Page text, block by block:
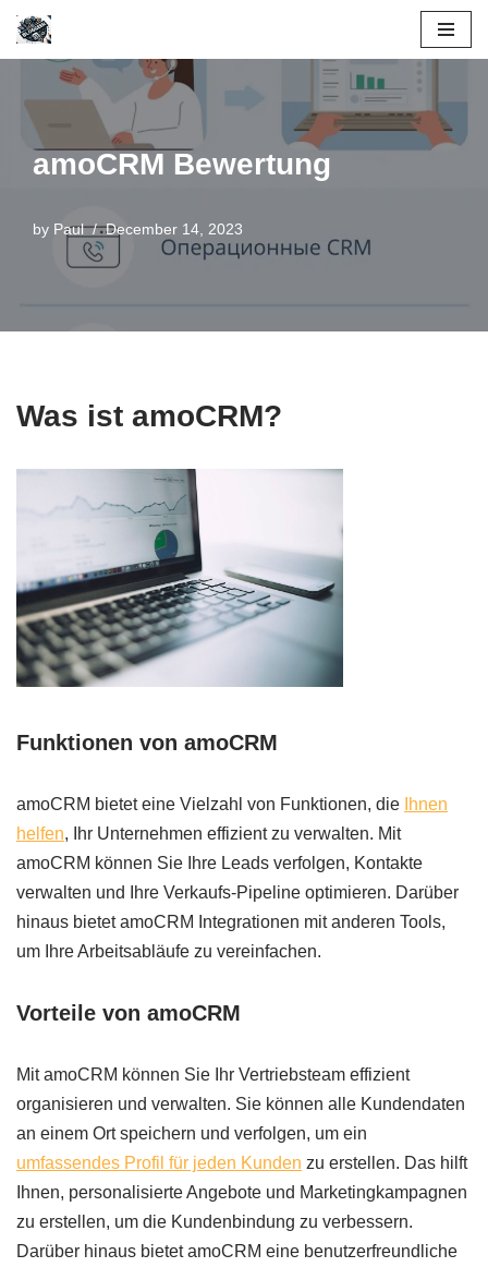
Skip
content
amoCRM Bewertung
by Paul December 14, 2023
Was ist amoCRM?
Funktionen von amoCRM
amoCRM bietet eine Vielzahl von Funktionen, die Ihnen
helfen, Ihr Unternehmen effizient zu verwalten. Mit
amoCRM können Sie Ihre Leads verfolgen, Kontakte
verwalten und Ihre Verkaufs-Pipeline optimieren. Darüber
hinaus bietet amoCRM Integrationen mit anderen Tools,
um Ihre Arbeitsabläufe zu vereinfachen.
Vorteile von amoCRM
Mit amoCRM können Sie Ihr Vertriebsteam effizient
organisieren und verwalten. Sie können alle Kundendaten
an einem Ort speichern und verfolgen, um ein
umfassendes Profil für jeden Kunden zu erstellen. Das hilft
Ihnen, personalisierte Angebote und Marketingkampagnen
zu erstellen, um die Kundenbindung zu verbessern.
Darüber hinaus bietet amoCRM eine benutzerfreundliche